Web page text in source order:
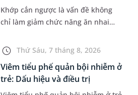
Khớp cắn ngược là vấn đề không
chỉ làm giảm chức năng ăn nhai
đối của khuôn mặt. Do đó, cần khắc
phục sớm tình trạng này để...
Thứ Sáu, 7 tháng 8, 2026
Viêm tiểu phế quản bội nhiễm ở
trẻ: Dấu hiệu và điều trị